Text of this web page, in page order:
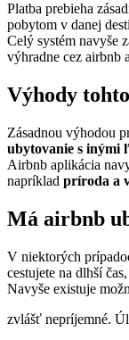
Platba prebieha
pobytom v danej
Celý systém navyše
výhradne cez airbnb
Výhody
Zásadnou výhodou
ubytovanie s
Airbnb aplikácia
napríklad príroda a
Má airbnb
V niektorých
cestujete na dlhší
Navyše existuje
zvlášť nepríjemné.